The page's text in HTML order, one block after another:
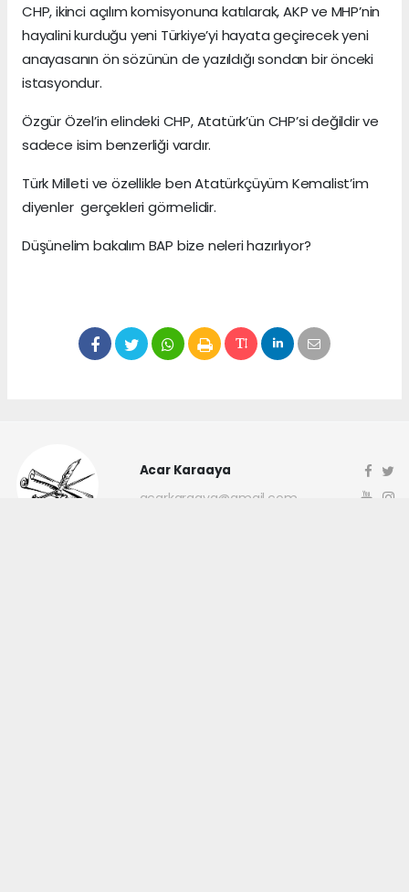
CHP, ikinci açılım komisyonuna katılarak, AKP ve MHP’nin
hayalini kurduğu yeni Türkiye’yi hayata geçirecek yeni
anayasanın ön sözünün de yazıldığı sondan bir önceki
istasyondur.
Özgür Özel’in elindeki CHP, Atatürk’ün CHP’si değildir ve
sadece isim benzerliği vardır.
Türk Milleti ve özellikle ben Atatürkçüyüm Kemalist’im
diyenler gerçekleri görmelidir.
Düşünelim bakalım BAP bize neleri hazırlıyor?
Acar Karaaya
acarkaraaya@gmail.com